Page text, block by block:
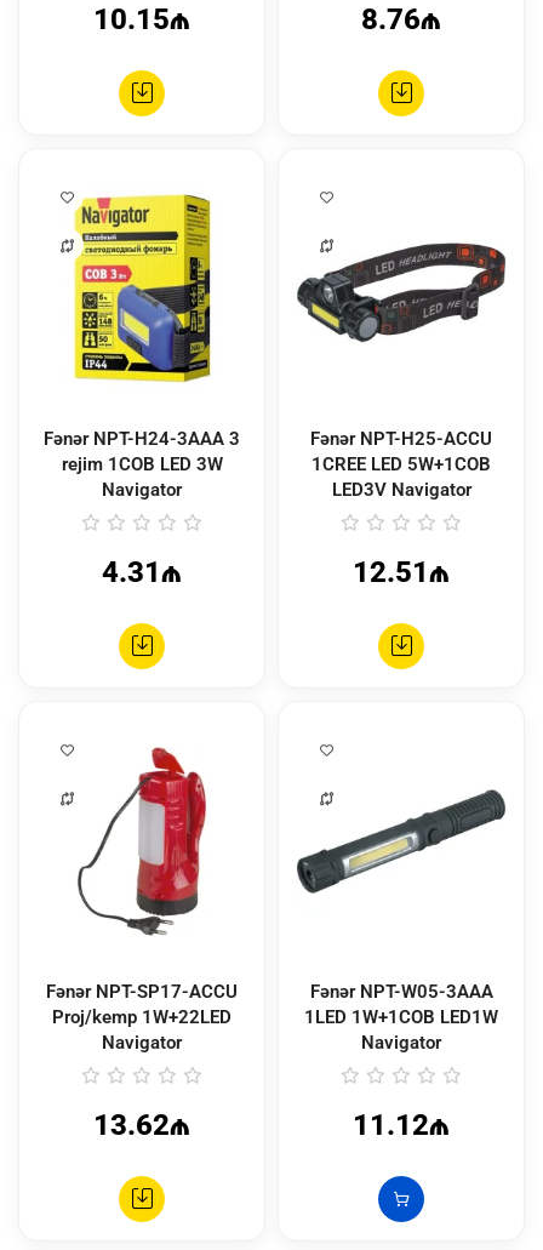
10.15₼ 8.76₼
Fənər NPT-H24-3AAA 3
rejim 1COB LED 3W
Navigator
4.31₼
Fənər NPT-H25-ACCU
1CREE LED 5W+1COB
LED3V Navigator
12.51₼
Fənər NPT-SP17-ACCU
Proj/kemp 1W+22LED
Navigator
13.62₼
Fənər NPT-W05-3AAA
1LED 1W+1COB LED1W
Navigator
11.12₼